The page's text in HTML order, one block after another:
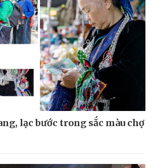
lạc bước trong sắc màu chợ